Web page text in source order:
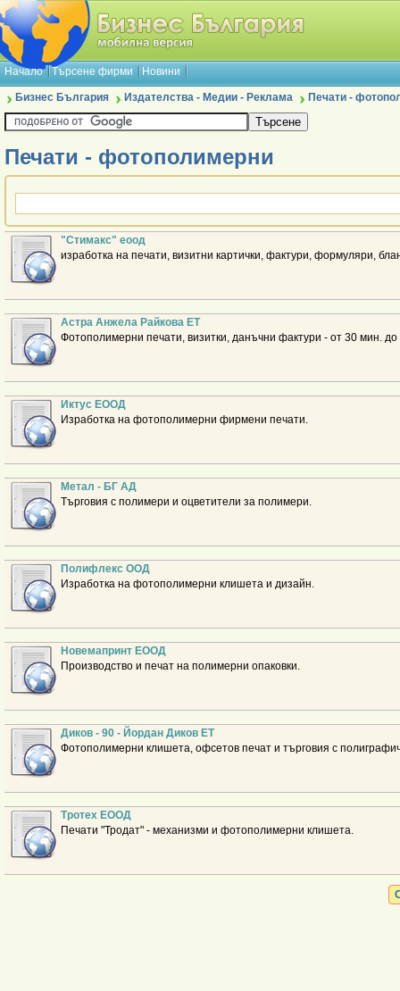
Начало Търсене фирми Новини
Бизнес България Издателства - Медии - Реклама Печати -
Печати - фотополимерни
"Стимакс" еоод
изработка на печати, визитни картички, фактури, формуляри,
Астра Анжела Райкова ЕТ
Фотополимерни печати, визитки, данъчни фактури - от 30 мин.
Иктус ЕООД
Изработка на фотополимерни фирмени печати.
Метал - БГ АД
Търговия с полимери и оцветители за полимери.
Полифлекс ООД
Изработка на фотополимерни клишета и дизайн.
Новемапринт ЕООД
Производство и печат на полимерни опаковки.
Диков - 90 - Йордан Диков ЕТ
Фотополимерни клишета, офсетов печат и търговия с
Тротех ЕООД
Печати "Тродат" - механизми и фотополимерни клишета.